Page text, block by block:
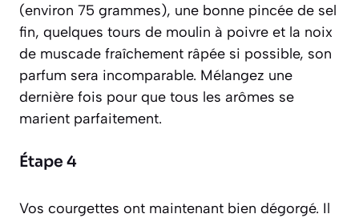
(environ 75 grammes), une bonne pincée de sel
fin, quelques tours de moulin à poivre et la noix
de muscade fraîchement râpée si possible, son
parfum sera incomparable. Mélangez une
dernière fois pour que tous les arômes se
marient parfaitement.
Étape 4
Vos courgettes ont maintenant bien dégorgé. Il